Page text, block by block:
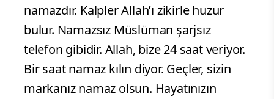
namazdır. Kalpler Allah’ı zikirle huzur
bulur. Namazsız Müslüman şarjsız
telefon gibidir. Allah, bize 24 saat veriyor.
Bir saat namaz kılın diyor. Geçler, sizin
markanız namaz olsun. Hayatınızın